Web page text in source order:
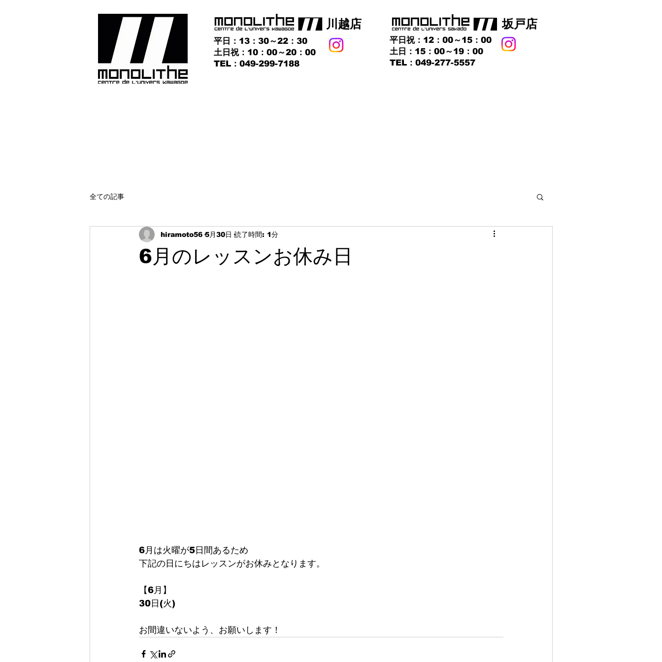
​川越店
平日：13：30～22：30
土日祝：10：00～20：00
​TEL：049-299-7188
​坂戸店
平日祝：12：00～15：00
土日：15：00～19：00
TEL：049-277-5557
全ての記事
6月のレッスンお休み日
hiramoto56 5月30日 読了時間: 1分
6月は火曜が5日間あるため
下記の日にちはレッスンがお休みとなります。
【6月】
30日(火)
お間違いないよう、お願いします！